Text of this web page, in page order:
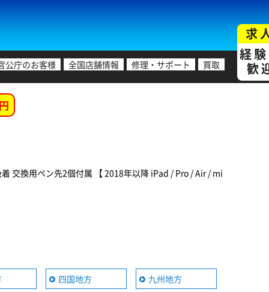
公庁のお客様 全国店舗情報 修理・サポート 買取
求
経
歓
交換用ペン先2個付属 【 2018年以降 iPad / Pro / Air / mi
四国地方 九州地方